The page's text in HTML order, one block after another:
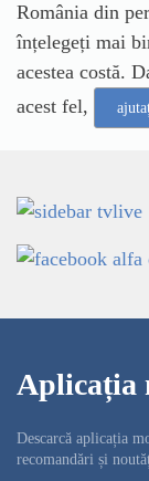
România din
înțelegeți mai
acestea costă.
acest fel,
Aplicația
Descarcă aplicația
recomandări și